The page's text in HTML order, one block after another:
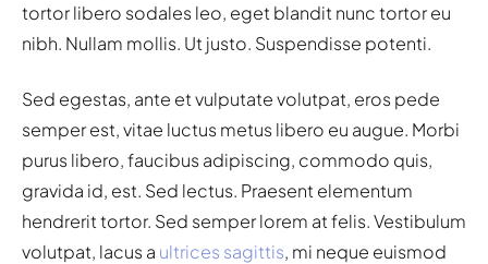
tortor libero sodales leo, eget blandit nunc tortor eu
nibh. Nullam mollis. Ut justo. Suspendisse potenti.
Sed egestas, ante et vulputate volutpat, eros pede
semper est, vitae luctus metus libero eu augue. Morbi
purus libero, faucibus adipiscing, commodo quis,
gravida id, est. Sed lectus. Praesent elementum
hendrerit tortor. Sed semper lorem at felis. Vestibulum
volutpat, lacus a ultrices sagittis, mi neque euismod